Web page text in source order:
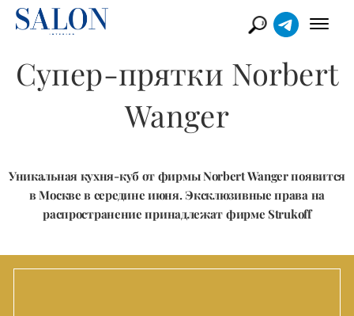
Супер-прятки Norbert
Wanger
Уникальная кухня-куб от фирмы Norbert Wanger появится
в Москве в середине июня. Эксклюзивные права на
распространение принадлежат фирме Strukoff